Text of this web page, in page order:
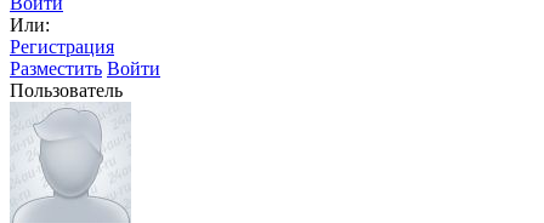
Или:
Регистрация
Разместить Войти
Пользователь